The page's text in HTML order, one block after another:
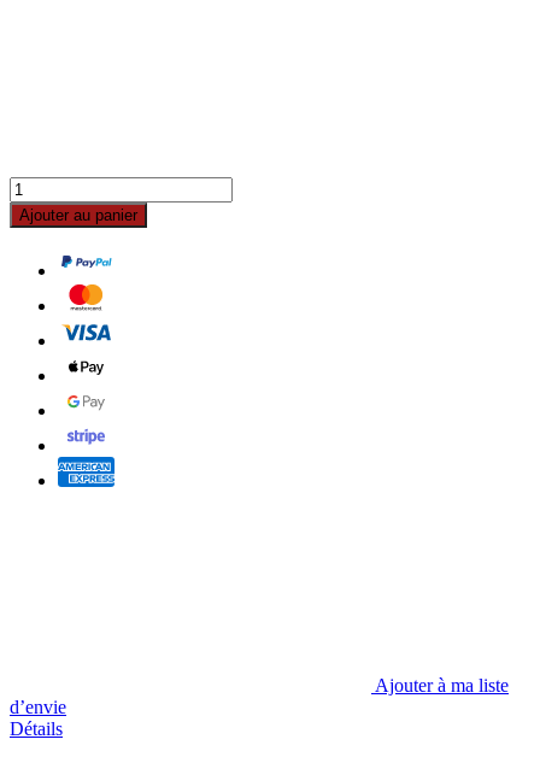
Ajouter au panier
Ajouter à ma liste
d’envie
Détails